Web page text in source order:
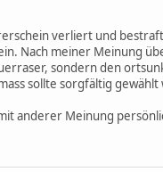
verliert und
Nach meiner Meinung
sondern den
sollte sorgfältig gewählt
anderer Meinung